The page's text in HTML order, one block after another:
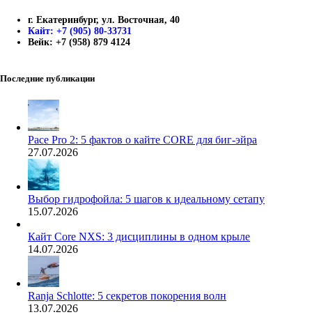
г. Екатеринбург, ул. Восточная, 40
Кайт: +7 (905) 80-33731
Вейк: +7 (958) 879 4124
Последние публикации
Pace Pro 2: 5 фактов о кайте CORE для биг-эйра
27.07.2026
Выбор гидрофойла: 5 шагов к идеальному сетапу
15.07.2026
Кайт Core NXS: 3 дисциплины в одном крыле
14.07.2026
Ranja Schlotte: 5 секретов покорения волн
13.07.2026